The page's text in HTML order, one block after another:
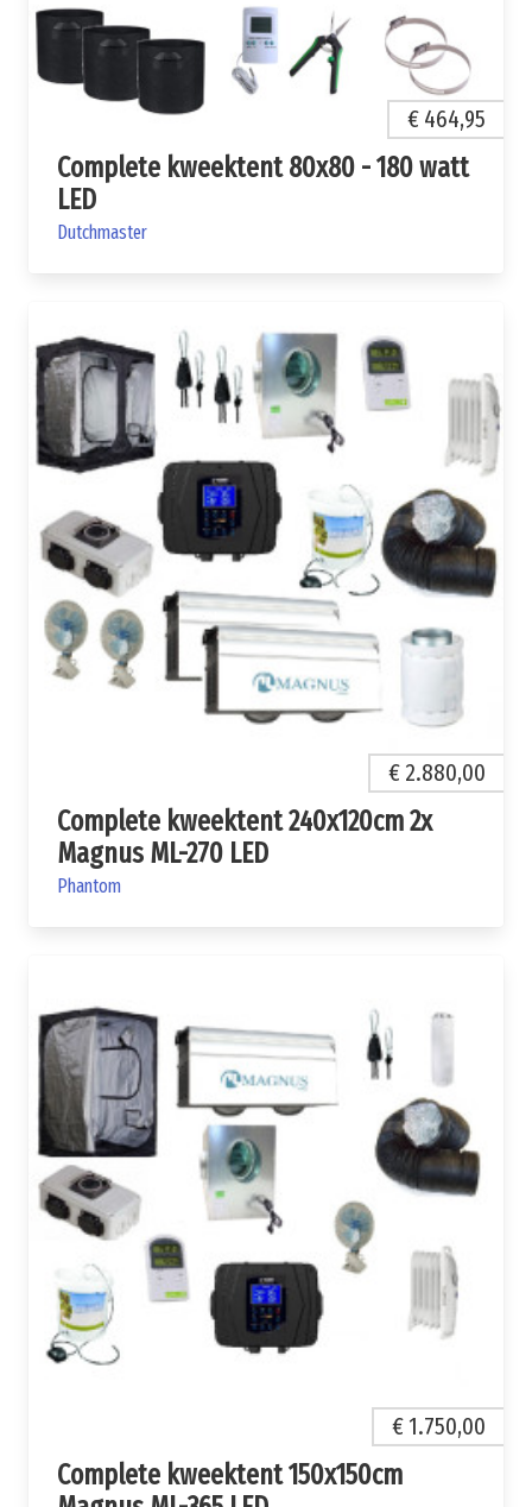
€ 464,95
Complete kweektent 80x80 - 180 watt
LED
Dutchmaster
€ 2.880,00
Complete kweektent 240x120cm 2x
Magnus ML-270 LED
Phantom
€ 1.750,00
Complete kweektent 150x150cm